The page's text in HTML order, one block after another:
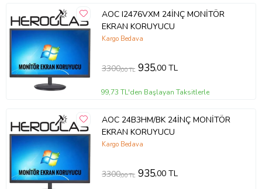
AOC I2476VXM 24İNÇ MONİTÖR
EKRAN KORUYUCU
Kargo Bedava
3300,00 TL 935,00 TL
99,73 TL'den Başlayan Taksitlerle
AOC 24B3HM/BK 24İNÇ MONİTÖR
EKRAN KORUYUCU
Kargo Bedava
3300,00 TL 935,00 TL